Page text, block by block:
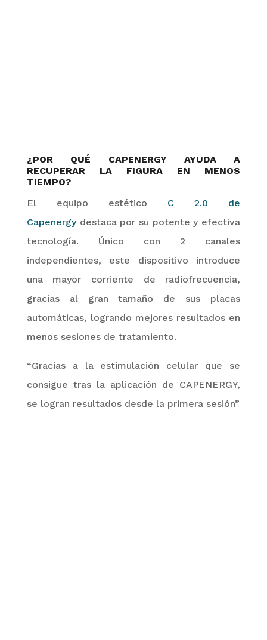
¿POR QUÉ CAPENERGYAYUDA A
RECUPERAR LA FIGURA EN MENOS
TIEMPO?
El equipo estético C2.0 de
Capenergydestaca por su potente y efectiva
tecnología. Único con2 canales
independientes, este dispositivo introduce
una mayor corriente de radiofrecuencia,
gracias al gran tamaño de sus placas
automáticas, logrando mejores resultados en
menos sesiones de tratamiento.
“Gracias a la estimulación celular que se
consigue tras la aplicación de CAPENERGY,
se logran resultados desde la primera sesión”